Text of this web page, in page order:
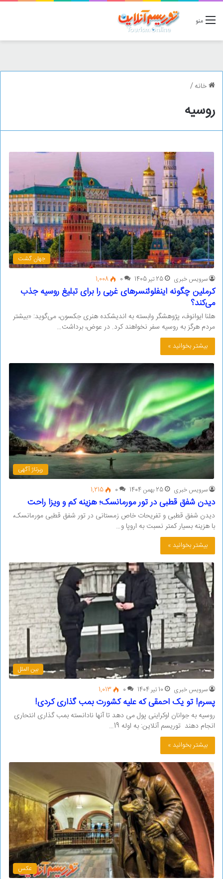
منو
خانه/
روسیه
جهان گشت
سرویس خبری 25 تیر 1405 0
1,008
کرملین چگونه اینفلوئنسرهای غربی را برای تبلیغ روسیه جذب
می‌کند؟
هلنا ایوانوف، پژوهشگر وابسته به اندیشکده هنری جکسون، می‌گوید: «بیشتر
مردم هرگز به روسیه سفر نخواهند کرد. در عوض، برداشت…
بیشتر بخوانید »
رپرتاژ آگهی
سرویس خبری 25 بهمن 1404 0
1,215
دیدن شفق قطبی در تور مورمانسک؛ هزینه کم و ویزا راحت
دیدن شفق قطبی و تفریحات خاص زمستانی در تور شفق قطبی مورمانسک،
با هزینه بسیار کمتر نسبت به اروپا و…
بیشتر بخوانید »
بین الملل
سرویس خبری 10 تیر 1404 0
1,013
پسرم! تو یک احمقی که علیه کشورت بمب گذاری کردی!
روسیه به جوانان اوکراینی پول می دهد تا آنها نادانسته بمب گذاری انتحاری
انجام دهند توریسم آنلاین: به اوله 19…
بیشتر بخوانید »
عکس